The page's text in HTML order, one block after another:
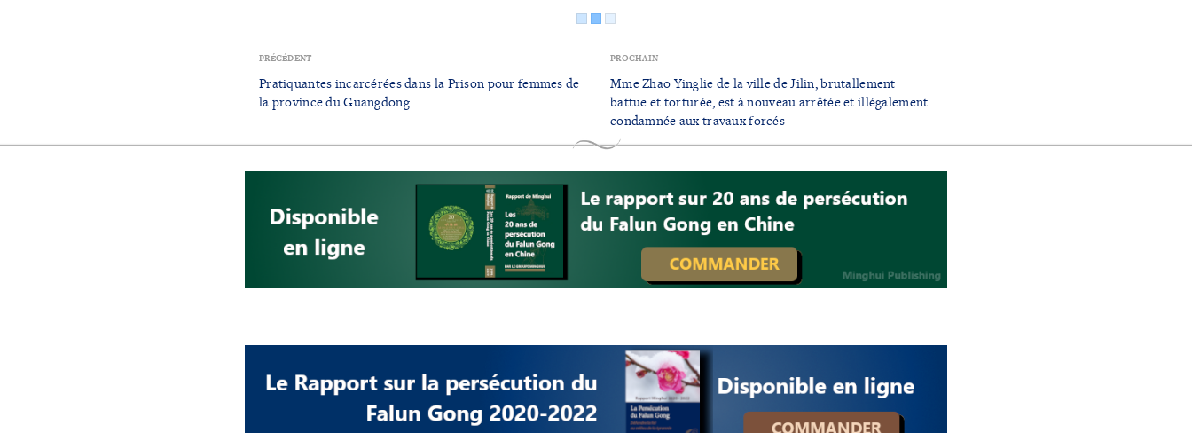
PRÉCÉDENT
Pratiquantes incarcérées dans la Prison pour femmes de
la province du Guangdong
PROCHAIN
Mme Zhao Yinglie de la ville de Jilin, brutallement
battue et torturée, est à nouveau arrêtée et illégalement
condamnée aux travaux forcés